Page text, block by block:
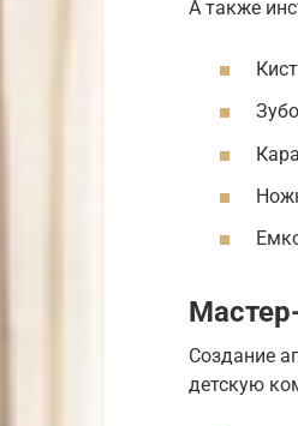
А также
Создание
детскую